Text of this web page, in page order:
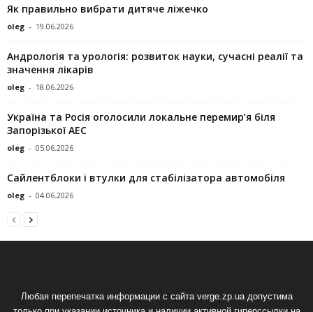
Як правильно вибрати дитяче ліжечко
oleg - 19.06.2026
Андрологія та урологія: розвиток науки, сучасні реалії та
значення лікарів
oleg - 18.06.2026
Україна та Росія оголосили локальне перемир’я біля
Запорізької АЕС
oleg - 05.06.2026
Сайлентблоки і втулки для стабілізатора автомобіля
oleg - 04.06.2026
Любая перепечатка информации с сайта verge.zp.ua допустима